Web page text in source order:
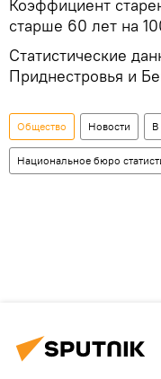
Коэффициент
старше 60 лет на
Статистические
Приднестровья и
Общество Новости
Национальное бюро